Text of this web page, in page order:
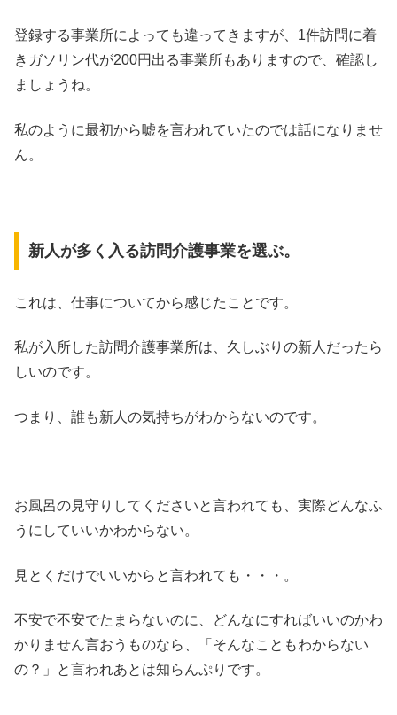
登録する事業所によっても違ってきますが、1件訪問に着
きガソリン代が200円出る事業所もありますので、確認し
ましょうね。
私のように最初から嘘を言われていたのでは話になりませ
ん。
新人が多く入る訪問介護事業を選ぶ。
これは、仕事についてから感じたことです。
私が入所した訪問介護事業所は、久しぶりの新人だったら
しいのです。
つまり、誰も新人の気持ちがわからないのです。
お風呂の見守りしてくださいと言われても、実際どんなふ
うにしていいかわからない。
見とくだけでいいからと言われても・・・。
不安で不安でたまらないのに、どんなにすればいいのかわ
かりません言おうものなら、「そんなこともわからない
の？」と言われあとは知らんぷりです。